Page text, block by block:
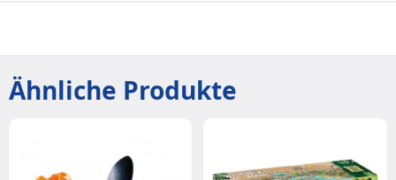
Ähnliche Produkte